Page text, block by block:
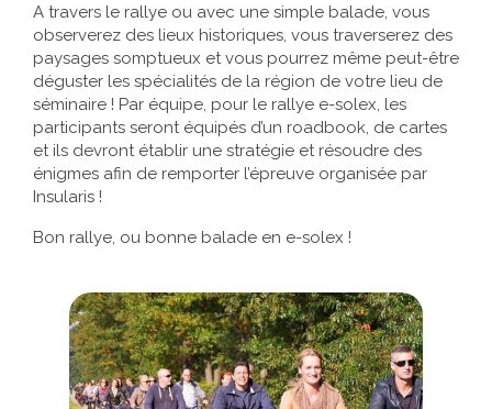
A travers le rallye ou avec une simple balade, vous
observerez des lieux historiques, vous traverserez des
paysages somptueux et vous pourrez même peut-être
déguster les spécialités de la région de votre lieu de
séminaire ! Par équipe, pour le rallye e-solex, les
participants seront équipés d’un roadbook, de cartes
et ils devront établir une stratégie et résoudre des
énigmes afin de remporter l’épreuve organisée par
Insularis !
Bon rallye, ou bonne balade en e-solex !